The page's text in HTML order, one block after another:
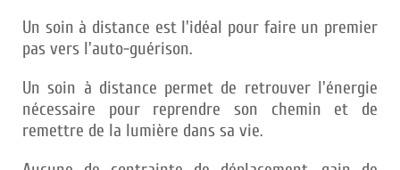
Un soin à distance est l'idéal pour faire un premier
pas vers l'auto-guérison.
Un soin à distance permet de retrouver l'énergie
nécessaire pour reprendre son chemin et de
remettre de la lumière dans sa vie.